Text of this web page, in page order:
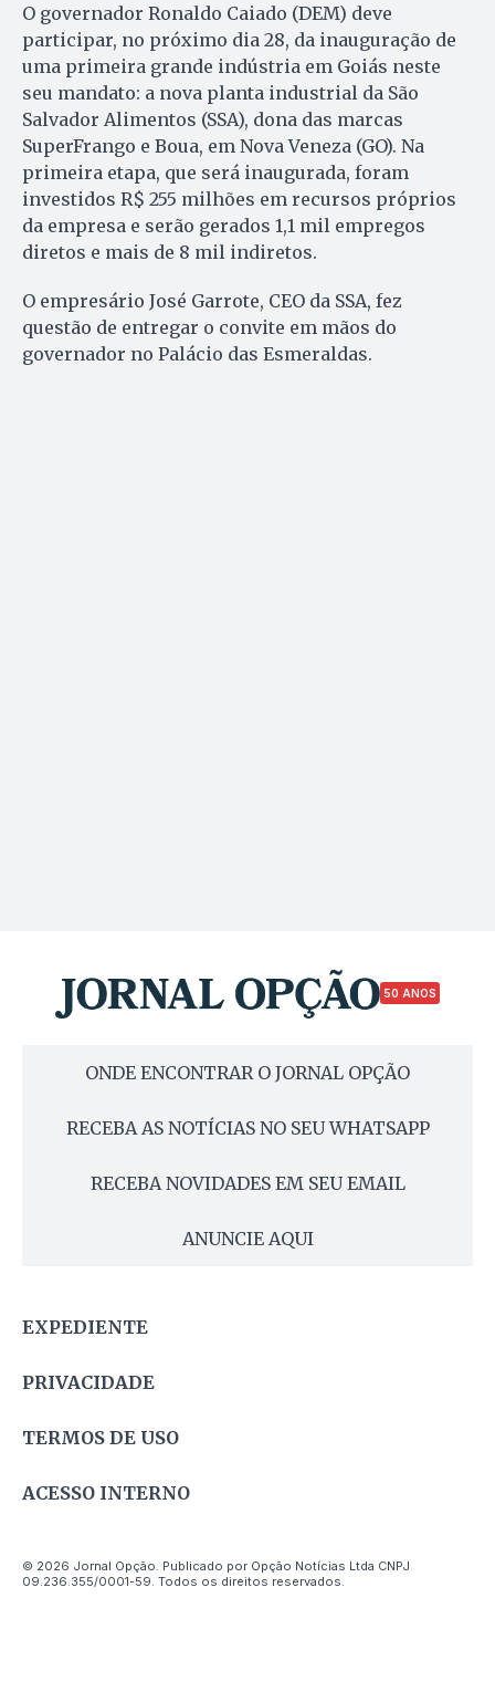
O governador Ronaldo Caiado (DEM) deve
participar, no próximo dia 28, da inauguração de
uma primeira grande indústria em Goiás neste
seu mandato: a nova planta industrial da São
Salvador Alimentos (SSA), dona das marcas
SuperFrango e Boua, em Nova Veneza (GO). Na
primeira etapa, que será inaugurada, foram
investidos R$ 255 milhões em recursos próprios
da empresa e serão gerados 1,1 mil empregos
diretos e mais de 8 mil indiretos.
O empresário José Garrote, CEO da SSA, fez
questão de entregar o convite em mãos do
governador no Palácio das Esmeraldas.
50 ANOS
ONDE ENCONTRAR O JORNAL OPÇÃO
RECEBA AS NOTÍCIAS NO SEU WHATSAPP
RECEBA NOVIDADES EM SEU EMAIL
ANUNCIE AQUI
EXPEDIENTE
PRIVACIDADE
TERMOS DE USO
ACESSO INTERNO
© 2026 Jornal Opção. Publicado por Opção Notícias Ltda CNPJ
09.236.355/0001-59. Todos os direitos reservados.